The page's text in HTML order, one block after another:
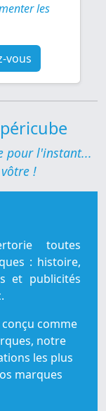
les
vous
pour l'instant...
!
toutes
: histoire,
et publicités
comme
notre
les plus
marques